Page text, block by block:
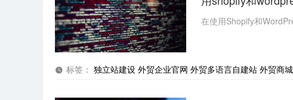
在使用Shopify和
标签： 独立站建设 外贸企业官网 外贸多语言自建站 外贸商城